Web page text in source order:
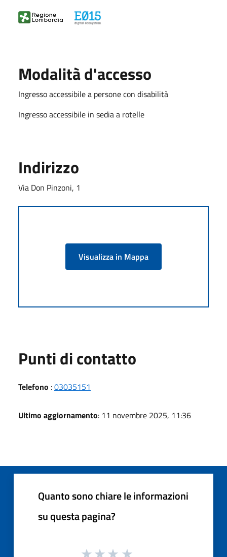
Modalità d'accesso
Ingresso accessibile a persone con disabilità
Ingresso accessibile in sedia a rotelle
Indirizzo
Via Don Pinzoni, 1
Visualizza in Mappa
Punti di contatto
Telefono :03035151
Ultimo aggiornamento: 11 novembre 2025, 11:36
Quanto sono chiare le informazioni
su questa pagina?